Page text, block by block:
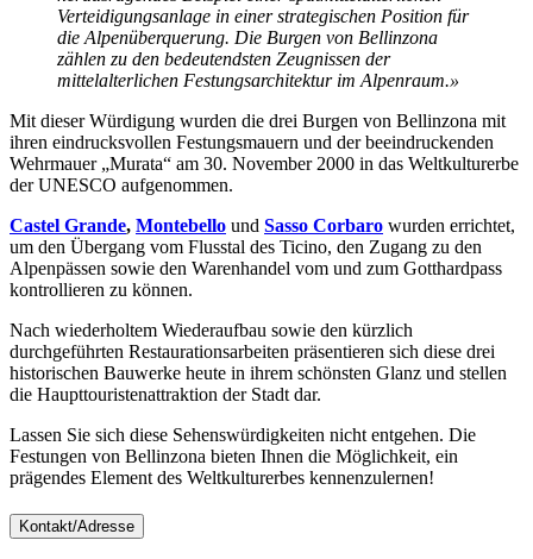
Verteidigungsanlage in einer strategischen Position für
die Alpenüberquerung. Die Burgen von Bellinzona
zählen zu den bedeutendsten Zeugnissen der
mittelalterlichen Festungsarchitektur im Alpenraum.»
Mit dieser Würdigung wurden die drei Burgen von Bellinzona mit
ihren eindrucksvollen Festungsmauern und der beeindruckenden
Wehrmauer „Murata“ am 30. November 2000 in das Weltkulturerbe
der UNESCO aufgenommen.
Castel Grande, Montebello und Sasso Corbaro wurden errichtet,
um den Übergang vom Flusstal des Ticino, den Zugang zu den
Alpenpässen sowie den Warenhandel vom und zum Gotthardpass
kontrollieren zu können.
Nach wiederholtem Wiederaufbau sowie den kürzlich
durchgeführten Restaurationsarbeiten präsentieren sich diese drei
historischen Bauwerke heute in ihrem schönsten Glanz und stellen
die Haupttouristenattraktion der Stadt dar.
Lassen Sie sich diese Sehenswürdigkeiten nicht entgehen. Die
Festungen von Bellinzona bieten Ihnen die Möglichkeit, ein
prägendes Element des Weltkulturerbes kennenzulernen!
Kontakt/Adresse